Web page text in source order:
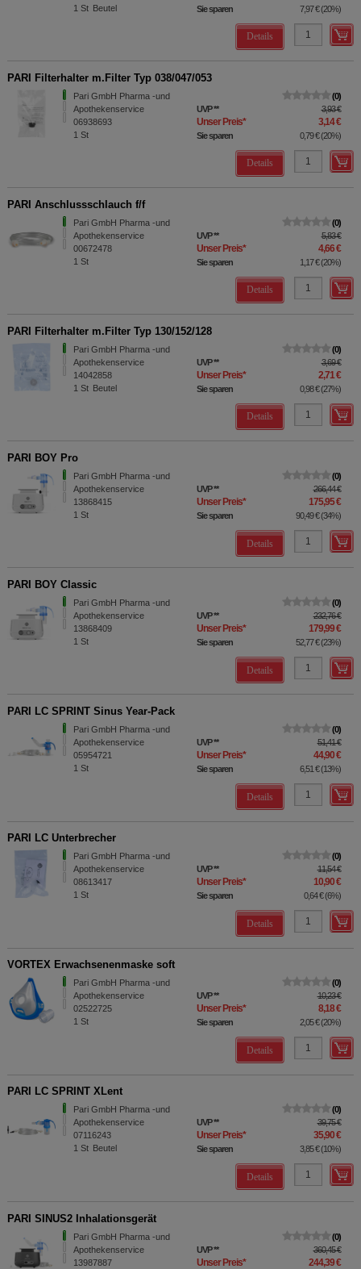
1 St Beutel Sie sparen 7,97 €(20%)
Details
PARI Filterhalter m.Filter Typ 038/047/053
Pari GmbH Pharma -und
Apothekenservice
06938693
1 St
0
UVP** 3,93 €
Unser Preis* 3,14 €
Sie sparen 0,79 €(20%)
Details
PARI Anschlussschlauch f/f
Pari GmbH Pharma -und
Apothekenservice
00672478
1 St
0
UVP** 5,83 €
Unser Preis* 4,66 €
Sie sparen 1,17 €(20%)
Details
PARI Filterhalter m.Filter Typ 130/152/128
Pari GmbH Pharma -und
Apothekenservice
14042858
1 St Beutel
0
UVP** 3,69 €
Unser Preis* 2,71 €
Sie sparen 0,98 €(27%)
Details
PARI BOY Pro
Pari GmbH Pharma -und
Apothekenservice
13868415
1 St
0
UVP** 266,44 €
Unser Preis* 175,95 €
Sie sparen 90,49 €(34%)
Details
PARI BOY Classic
Pari GmbH Pharma -und
Apothekenservice
13868409
1 St
0
UVP** 232,76 €
Unser Preis* 179,99 €
Sie sparen 52,77 €(23%)
Details
PARI LC SPRINT Sinus Year-Pack
Pari GmbH Pharma -und
Apothekenservice
05954721
1 St
0
UVP** 51,41 €
Unser Preis* 44,90 €
Sie sparen 6,51 €(13%)
Details
PARI LC Unterbrecher
Pari GmbH Pharma -und
Apothekenservice
08613417
1 St
0
UVP** 11,54 €
Unser Preis* 10,90 €
Sie sparen 0,64 €(6%)
Details
VORTEX Erwachsenenmaske soft
Pari GmbH Pharma -und
Apothekenservice
02522725
1 St
0
UVP** 10,23 €
Unser Preis* 8,18 €
Sie sparen 2,05 €(20%)
Details
PARI LC SPRINT XLent
Pari GmbH Pharma -und
Apothekenservice
07116243
1 St Beutel
0
UVP** 39,75 €
Unser Preis* 35,90 €
Sie sparen 3,85 €(10%)
Details
PARI SINUS2 Inhalationsgerät
Pari GmbH Pharma -und
Apothekenservice
13987887
0
UVP** 360,45 €
Unser Preis* 244,39 €